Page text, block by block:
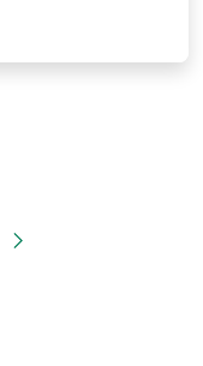
Pagina successiva